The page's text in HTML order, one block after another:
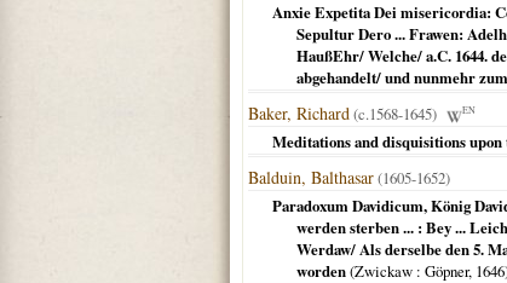
Anxie Expetita Dei misericordia:
Sepultur Dero ... Frawen:
HaußEhr/ Welche/ a.C. 1644.
abgehandelt/ und nunmehr
Baker, Richard(c.1568-1645) EN
Meditations and disquisitions
Balduin, Balthasar(1605-1652)
Paradoxum Davidicum, König
werden sterben ... : Bey ...
Werdaw/ Als derselbe den 5.
worden(Zwickaw : Göpner, 1646